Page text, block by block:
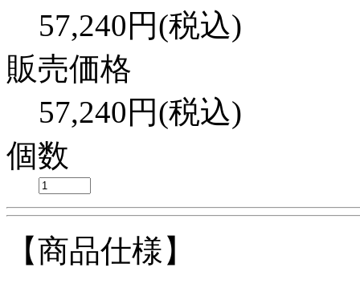
57,240円(税込)
販売価格
57,240円(税込)
個数
【商品仕様】